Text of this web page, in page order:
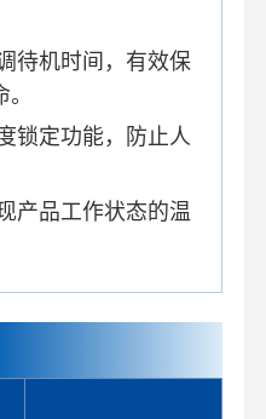
待机时间，有效保
锁定功能，防止人
产品工作状态的温